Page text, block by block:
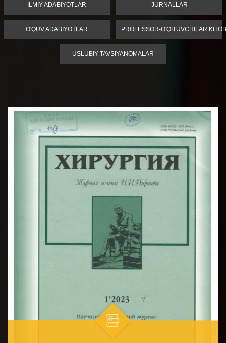
ILMIY ADABIYOTLAR JURNALLAR
O'QUV ADABIYOTLAR PROFESSOR-O'QITUVCHILAR
USLUBIY TAVSIYANOMALAR